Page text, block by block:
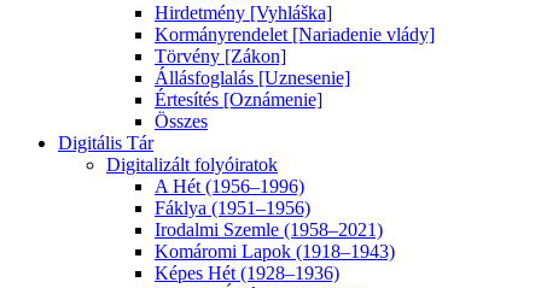
Hirdetmény [Vyhláška]
Kormányrendelet [Nariadenie vlády]
Törvény [Zákon]
Állásfoglalás [Uznesenie]
Értesítés [Oznámenie]
Összes
Digitális Tár
Digitalizált folyóiratok
A Hét (1956–1996)
Fáklya (1951–1956)
Irodalmi Szemle (1958–2021)
Komáromi Lapok (1918–1943)
Képes Hét (1928–1936)